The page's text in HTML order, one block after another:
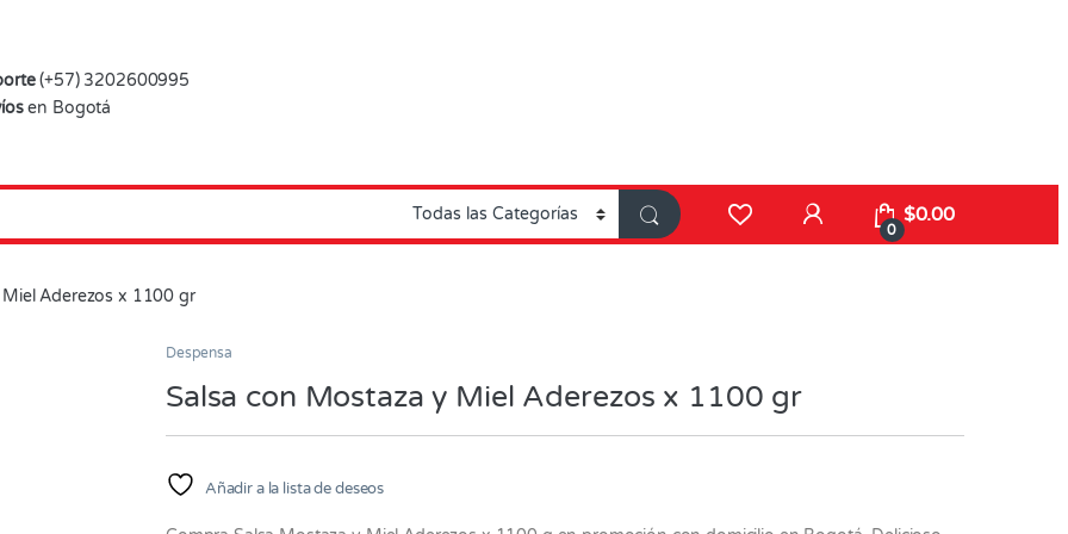
(+57) 3202600995
en Bogotá
0
$0.00
Aderezos x 1100 gr
Despensa
Salsa con Mostaza y Miel Aderezos x 1100 gr
Añadir a la lista de deseos